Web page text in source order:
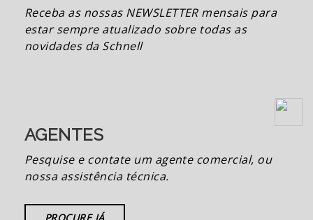
Receba as nossas NEWSLETTER mensais para
estar sempre atualizado sobre todas as
novidades da Schnell
AGENTES
Pesquise e contate um agente comercial, ou
nossa assistência técnica.